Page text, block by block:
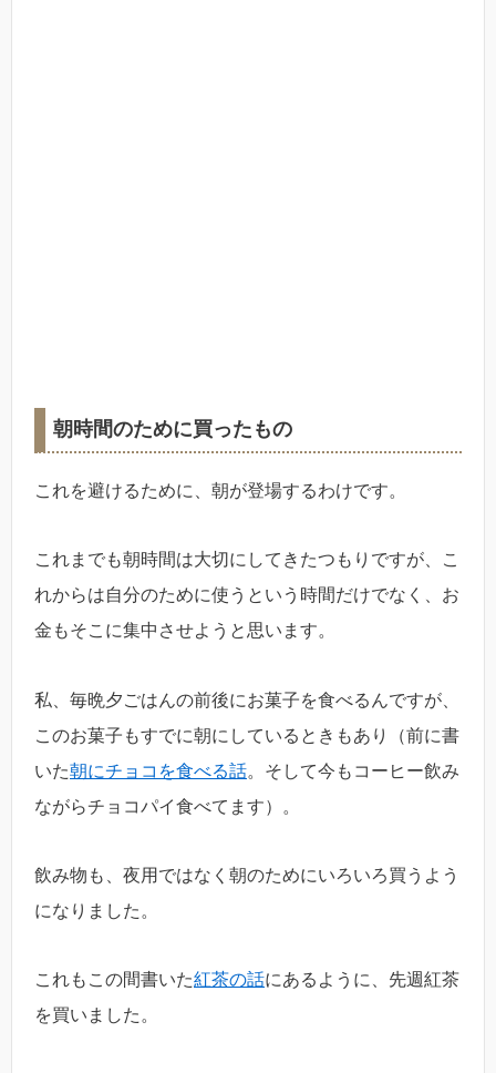
朝時間のために買ったもの
これを避けるために、朝が登場するわけです。
これまでも朝時間は大切にしてきたつもりですが、こ
れからは自分のために使うという時間だけでなく、お
金もそこに集中させようと思います。
私、毎晩夕ごはんの前後にお菓子を食べるんですが、
このお菓子もすでに朝にしているときもあり（前に書
いた朝にチョコを食べる話。そして今もコーヒー飲み
ながらチョコパイ食べてます）。
飲み物も、夜用ではなく朝のためにいろいろ買うよう
になりました。
これもこの間書いた紅茶の話にあるように、先週紅茶
を買いました。